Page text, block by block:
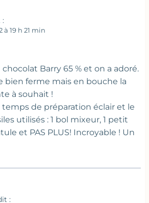
à 19 h 21 min
chocolat Barry 65 % et on a adoré.
bien ferme mais en bouche la
à souhait !
temps de préparation éclair et le
utilisés : 1 bol mixeur, 1 petit
et PAS PLUS! Incroyable ! Un
: